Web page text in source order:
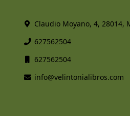
Claudio Moyano, 4, 28014,
627562504
627562504
info@velintonialibros.com